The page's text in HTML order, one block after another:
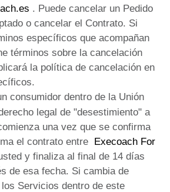
. Puede cancelar un Pedido
o cancelar el Contrato. Si
específicos que acompañan
términos sobre la cancelación
la política de cancelación en
consumidor dentro de la Unión
legal de "desestimiento" a
una vez que se confirma
el contrato entre Execoach For
y finaliza al final de 14 días
de esa fecha. Si cambia de
Servicios dentro de este